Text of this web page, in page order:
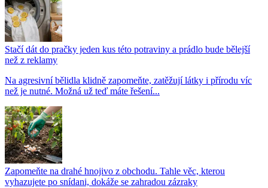
Stačí dát do pračky jeden kus této potraviny a prádlo bude bělejší
než z reklamy
Na agresivní bělidla klidně zapomeňte, zatěžují látky i přírodu víc
než je nutné. Možná už teď máte řešení...
Zapomeňte na drahé hnojivo z obchodu. Tahle věc, kterou
vyhazujete po snídani, dokáže se zahradou zázraky